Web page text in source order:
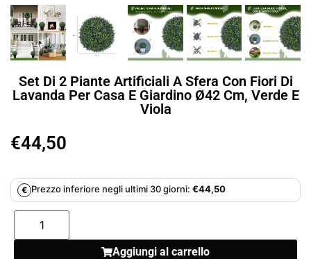
Set Di 2 Piante Artificiali A Sfera Con Fiori Di
Lavanda Per Casa E Giardino Ø42 Cm, Verde E
Viola
€44,50
€ Prezzo inferiore negli ultimi 30 giorni: €44,50
Aggiungi al carrello